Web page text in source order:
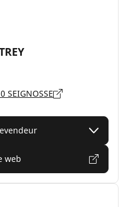
SEIGNOSSE
web